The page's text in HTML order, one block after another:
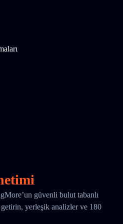
güvenli bulut tabanlı
yerleşik analizler ve 180